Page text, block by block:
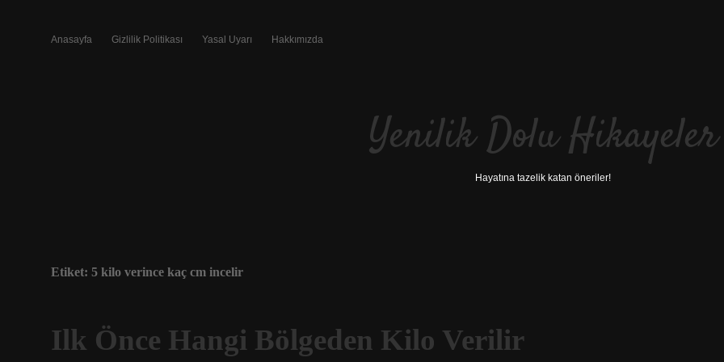
Anasayfa Gizlilik Politikası Yasal Uyarı Hakkımızda
Yenilik Dolu Hikayeler
Hayatına tazelik katan öneriler!
Etiket: 5 kilo verince kaç cm incelir
Ilk Önce Hangi Bölgeden Kilo Verilir